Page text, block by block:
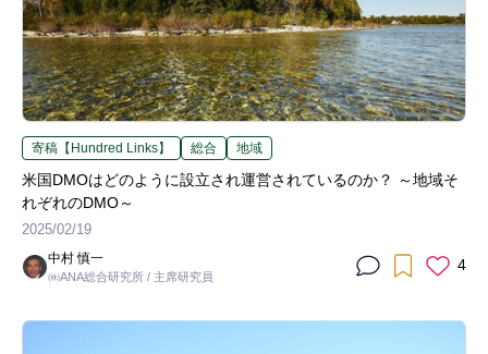
寄稿【Hundred Links】 総合 地域
米国DMOはどのように設立され運営されているのか？ ～地域そ
れぞれのDMO～
2025/02/19
中村 慎一
㈱ANA総合研究所 / 主席研究員
4